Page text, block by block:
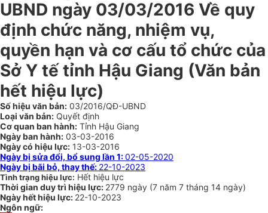
UBND ngày 03/03/2016 Về quy
định chức năng, nhiệm vụ,
quyền hạn và cơ cấu tổ chức của
Sở Y tế tỉnh Hậu Giang (Văn bản
hết hiệu lực)
Số hiệu văn bản: 03/2016/QĐ-UBND
Loại văn bản: Quyết định
Cơ quan ban hành: Tỉnh Hậu Giang
Ngày ban hành: 03-03-2016
Ngày có hiệu lực: 13-03-2016
Ngày bị sửa đổi, bổ sung lần 1:02-05-2020
Ngày bị bãi bỏ, thay thế: 22-10-2023
Tình trạng hiệu lực: Hết hiệu lực
Thời gian duy trì hiệu lực: 2779 ngày (7 năm 7 tháng 14 ngày)
Ngày hết hiệu lực: 22-10-2023
Ngôn ngữ: